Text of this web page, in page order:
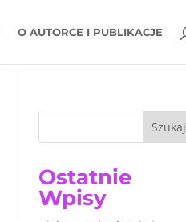
O AUTORCE I PUBLIKACJE
Szukaj
Ostatnie
Wpisy